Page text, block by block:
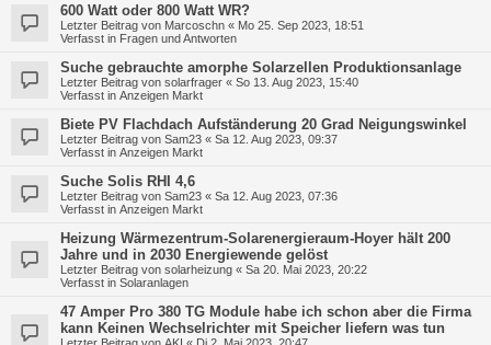
600 Watt oder 800 Watt WR?
Letzter Beitrag von Marcoschn « Mo 25. Sep 2023, 18:51
Verfasst in Fragen und Antworten
Suche gebrauchte amorphe Solarzellen Produktionsanlage
Letzter Beitrag von solarfrager « So 13. Aug 2023, 15:40
Verfasst in Anzeigen Markt
Biete PV Flachdach Aufständerung 20 Grad Neigungswinkel
Letzter Beitrag von Sam23 « Sa 12. Aug 2023, 09:37
Verfasst in Anzeigen Markt
Suche Solis RHI 4,6
Letzter Beitrag von Sam23 « Sa 12. Aug 2023, 07:36
Verfasst in Anzeigen Markt
Heizung Wärmezentrum-Solarenergieraum-Hoyer hält 200
Jahre und in 2030 Energiewende gelöst
Letzter Beitrag von solarheizung « Sa 20. Mai 2023, 20:22
Verfasst in Solaranlagen
47 Amper Pro 380 TG Module habe ich schon aber die Firma
kann Keinen Wechselrichter mit Speicher liefern was tun
Letzter Beitrag von AKI « Di 2. Mai 2023, 20:47